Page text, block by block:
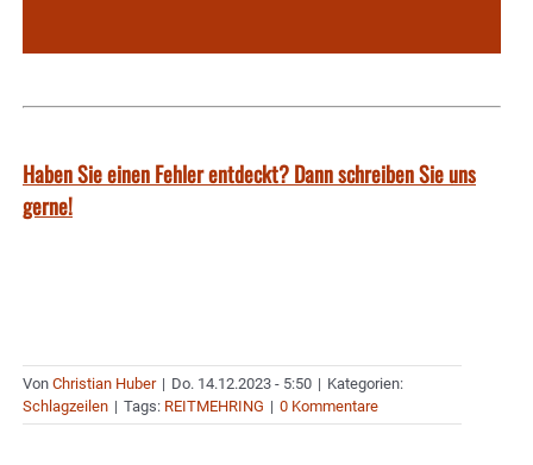
Haben Sie einen Fehler entdeckt? Dann schreiben Sie uns
gerne!
Von Christian Huber | Do. 14.12.2023 - 5:50 | Kategorien:
Schlagzeilen | Tags: REITMEHRING | 0 Kommentare